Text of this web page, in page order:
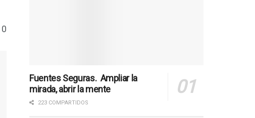
0
Fuentes Seguras. Ampliar la
mirada, abrir la mente
223 COMPARTIDOS